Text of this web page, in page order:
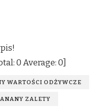
0Average:0
WARTOŚCI ODŻYWCZE
ZALETY